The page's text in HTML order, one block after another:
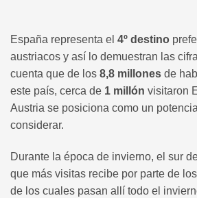
España representa el 4º destino
austriacos y así lo demuestran las
cuenta que de los 8,8 millones de
este país, cerca de 1 millón visitaron
Austria se posiciona como un
considerar.
Durante la época de invierno, el sur
que más visitas recibe por parte de
de los cuales pasan allí todo el